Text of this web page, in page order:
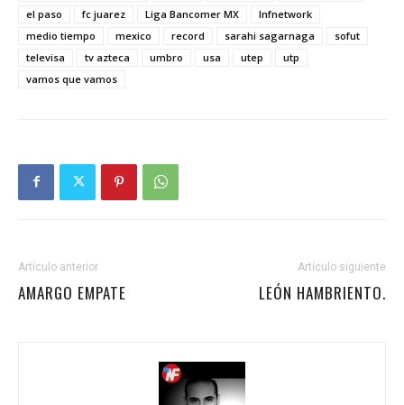
el paso
fc juarez Liga Bancomer MX
lnfnetwork
medio tiempo
mexico record sarahi sagarnaga
sofut
televisa
tv azteca umbro usa utep
utp
vamos que vamos
Artículo anterior
AMARGO EMPATE
Artículo siguiente
LEÓN HAMBRIENTO.